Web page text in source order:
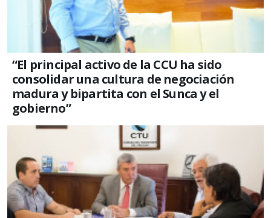
“El principal activo de la CCU ha sido
consolidar una cultura de negociación
madura y bipartita con el Sunca y el
gobierno”